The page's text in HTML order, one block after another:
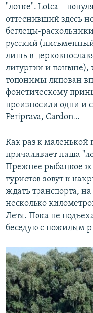
"лотке". Lotca –
оттеснивший здесь
беглецы-
русский
лишь в
литургии и поныне),
топонимы липован
фонетическому
произносили одни и
Periprava, Cardon…
Как раз к маленькой
причаливает наша
Прежнее рыбацкое
туристов зовут к
ждать транспорта,
несколько
Летя. Пока не
беседую с пожилым